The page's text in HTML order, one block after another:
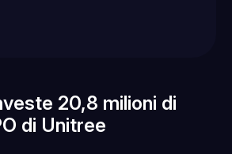
20,8 milioni di
di Unitree